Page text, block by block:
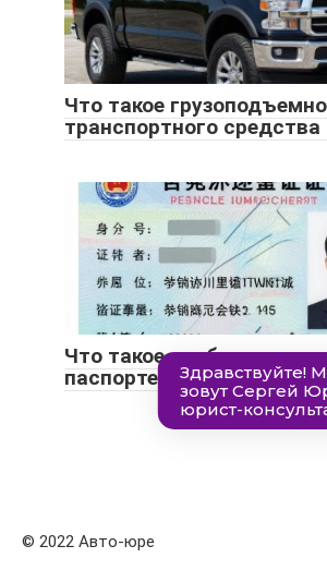
Что такое
транспортного средства
Что такое особые
паспорте транспортного
© 2022 Авто-юре